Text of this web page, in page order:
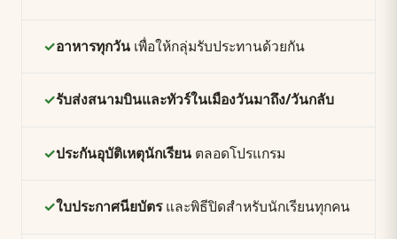
✓อาหารทุกวันเพื่อให้กลุ่มรับประทานด้วยกัน
✓รับส่งสนามบินและทัวร์ในเมืองวันมาถึง/วันกลับ
✓ประกันอุบัติเหตุนักเรียนตลอดโปรแกรม
✓ใบประกาศนียบัตรและพิธีปิดสำหรับนักเรียนทุกคน